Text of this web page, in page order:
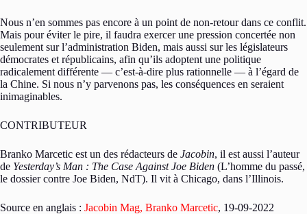
Nous n’en sommes pas encore à un point de non-retour dans ce conflit.
Mais pour éviter le pire, il faudra exercer une pression concertée non
seulement sur l’administration Biden, mais aussi sur les législateurs
démocrates et républicains, afin qu’ils adoptent une politique
radicalement différente — c’est-à-dire plus rationnelle — à l’égard de
la Chine. Si nous n’y parvenons pas, les conséquences en seraient
inimaginables.
CONTRIBUTEUR
Branko Marcetic est un des rédacteurs de Jacobin, il est aussi l’auteur
de Yesterday’s Man : The Case Against Joe Biden (L’homme du passé,
le dossier contre Joe Biden, NdT). Il vit à Chicago, dans l’Illinois.
Source en anglais : Jacobin Mag, Branko Marcetic, 19-09-2022